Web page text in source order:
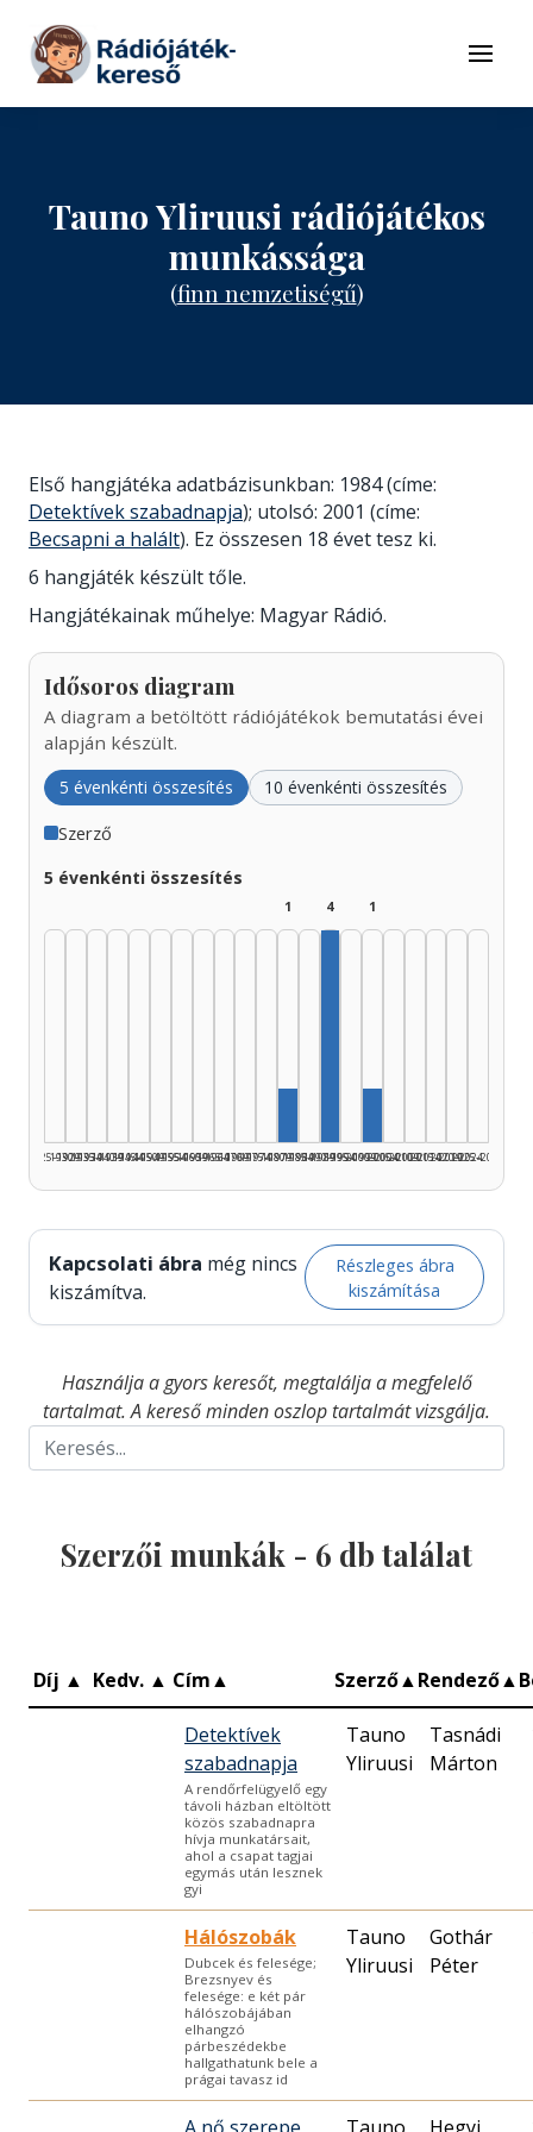
Tovább a tartalomhoz
Menü
Tauno Yliruusi rádiójátékos
munkássága
(finn nemzetiségű)
Első hangjátéka adatbázisunkban: 1984 (címe:
Detektívek szabadnapja); utolsó: 2001 (címe:
Becsapni a halált). Ez összesen 18 évet tesz ki.
6 hangjáték készült tőle.
Hangjátékainak műhelye: Magyar Rádió.
Idősoros diagram
A diagram a betöltött rádiójátékok bemutatási évei
alapján készült.
5 évenkénti összesítés 10 évenkénti összesítés
Szerző
5 évenkénti összesítés
1925–1929
1930–1934
1935–1939
1940–1944
1945–1949
1950–1954
1955–1959
1960–1964
1965–1969
1970–1974
1975–1979
1
1980–1984
1985–1989
4
1990–1994
1995–1999
1
2000–2004
2005–2009
2010–2014
2015–2019
2020–2024
2025–2026
Kapcsolati ábra még nincs
kiszámítva.
Részleges ábra
kiszámítása
Használja a gyors keresőt, megtalálja a megfelelő
tartalmat. A kereső minden oszlop tartalmát vizsgálja.
Szerzői munkák - 6 db találat
Díj ▲ Kedv. ▲ Cím▲ Szerző▲Rendező▲
Detektívek
szabadnapja
A rendőrfelügyelő egy
távoli házban eltöltött
közös szabadnapra
hívja munkatársait,
ahol a csapat tagjai
egymás után lesznek
gyi
Tauno
Yliruusi
Tasnádi
Márton
Hálószobák
Dubcek és felesége;
Brezsnyev és
felesége: e két pár
hálószobájában
elhangzó
párbeszédekbe
hallgathatunk bele a
prágai tavasz id
Tauno
Yliruusi
Gothár
Péter